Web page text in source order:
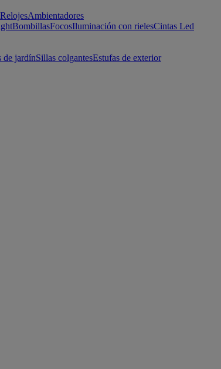
RelojesAmbientadores
BombillasFocosIluminación con rielesCintas Led
de jardínSillas colgantesEstufas de exterior